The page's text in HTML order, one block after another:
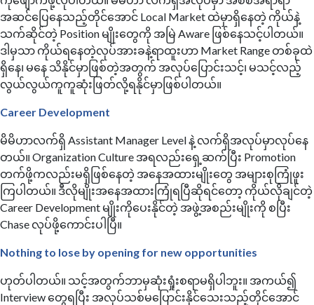
အဆင်ပြေနေသည့်တိုင်အောင် Local Market ထဲမှာရှိနေတဲ့ ကိုယ်နဲ့
သက်ဆိုင်တဲ့ Position မျိုးတွေကို အမြဲ Aware ဖြစ်နေသင့်ပါတယ်။
ဒါမှသာ ကိုယ်ရနေတဲ့လုပ်အားခနဲ့ရာထူးဟာ Market Range တစ်ခုထဲ
ရှိနေ၊ မနေ သိနိုင်မှာဖြစ်တဲ့အတွက် အလုပ်ပြောင်းသင့်၊ မသင့်လည့်
လွယ်လွယ်ကူကူဆုံးဖြတ်လို့ရနိုင်မှာဖြစ်ပါတယ်။ ​
Career Development
မိမိဟာလက်ရှိ Assistant Manager Level နဲ့ လက်ရှိအလုပ်မှာလုပ်နေ
တယ်။ Organization Culture အရလည်းရှေ့ဆက်ပြီး Promotion
တက်ဖို့ကလည်းမရှိဖြစ်နေတဲ့ အနေအထားမျိုးတွေ အများစုကြုံဖူး
ကြပါတယ်။ ဒီလိုမျိုးအနေအထားကြုံရပြီဆိုရင်တော့ ကိုယ်လိုချင်တဲ့
Career Development မျိုးကိုပေးနိုင်တဲ့ အဖွဲ့အစည်းမျိုးကို စပြီး
Chase လုပ်ဖို့ကောင်းပါပြီ။
​Nothing to lose by opening for new opportunities
ဟုတ်ပါတယ်။ သင့်အတွက်ဘာမှဆုံးရှုံးစရာမရှိပါဘူး။ အကယ်၍
Interview တွေရပြီး အလုပ်သစ်မပြောင်းနိုင်သေးသည့်တိုင်အောင်